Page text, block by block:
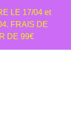
LE 17/04 et
FRAIS DE
DE 99€